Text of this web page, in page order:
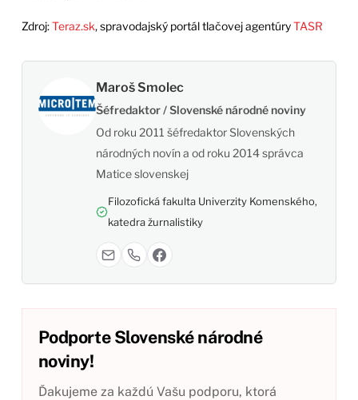
Zdroj:Teraz.sk, spravodajský portál tlačovej agentúryTASR
Maroš Smolec
Šéfredaktor / Slovenské národné noviny
Od roku 2011 šéfredaktor Slovenských
národných novín a od roku 2014 správca
Matice slovenskej
Filozofická fakulta Univerzity Komenského,
katedra žurnalistiky
Podporte Slovenské národné
noviny!
Ďakujeme za každú Vašu podporu, ktorá